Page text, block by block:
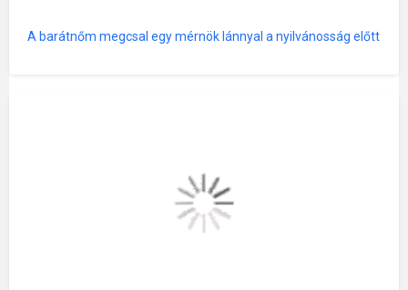
A barátnőm megcsal egy mérnök lánnyal a nyilvánosság előtt